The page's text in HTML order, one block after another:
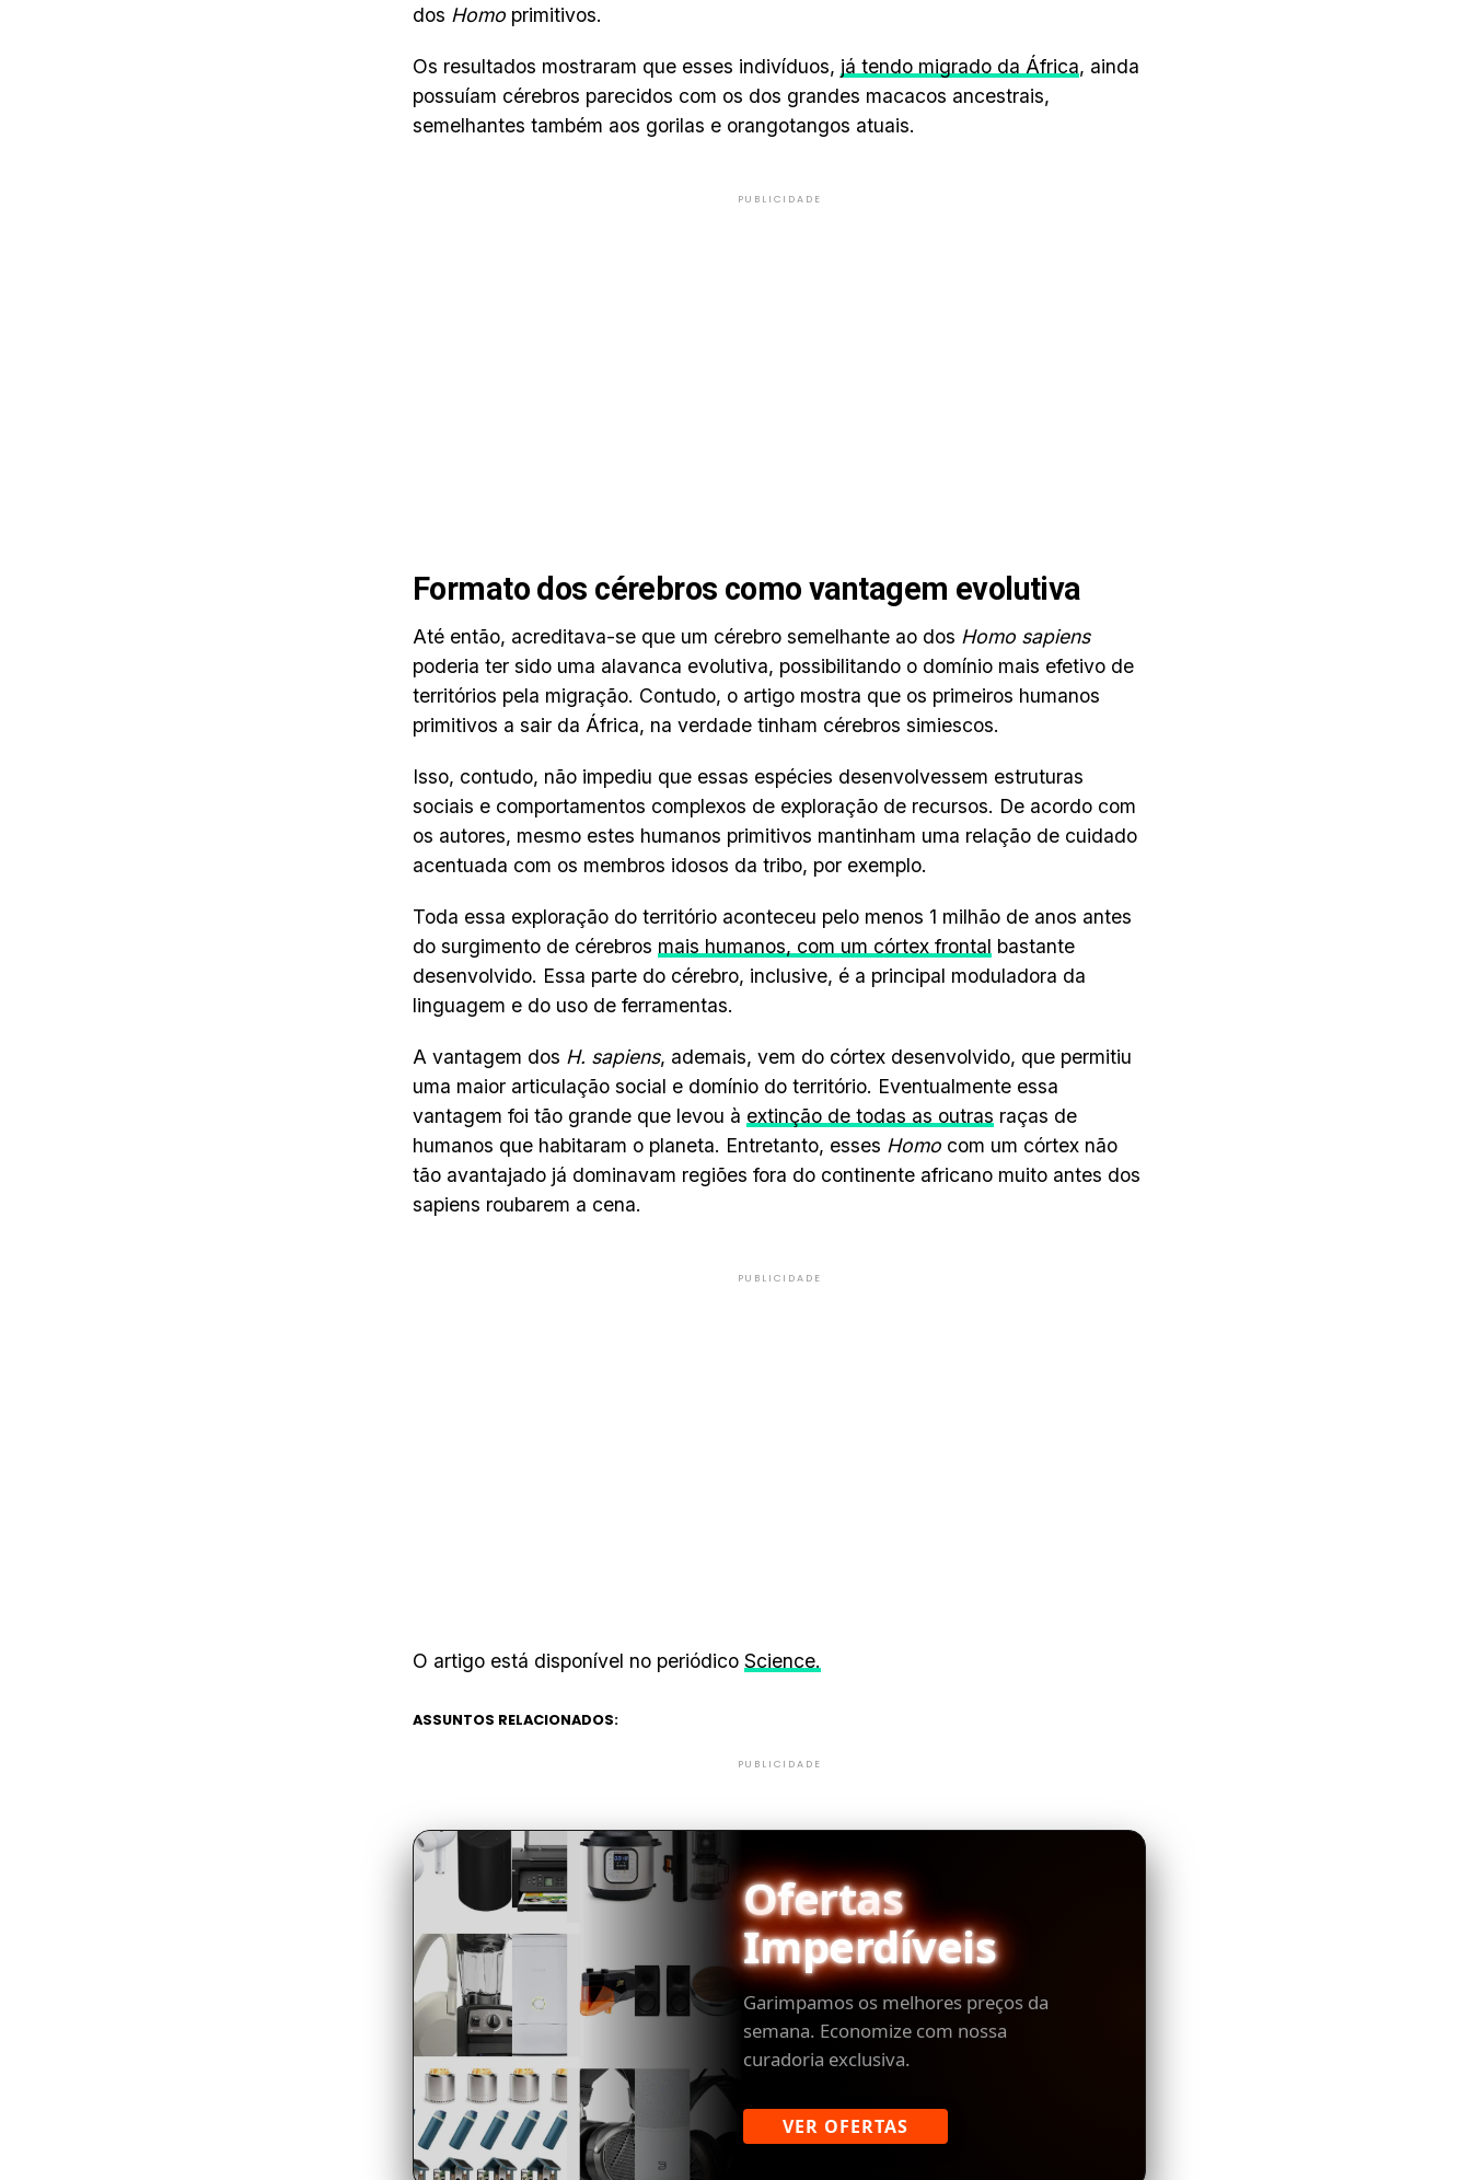
dos Homo primitivos.
Os resultados mostraram que esses indivíduos, já tendo migrado da África, ainda
possuíam cérebros parecidos com os dos grandes macacos ancestrais,
semelhantes também aos gorilas e orangotangos atuais.
PUBLICIDADE
Formato dos cérebros como vantagem evolutiva
Até então, acreditava-se que um cérebro semelhante ao dos Homo sapiens
poderia ter sido uma alavanca evolutiva, possibilitando o domínio mais efetivo de
territórios pela migração. Contudo, o artigo mostra que os primeiros humanos
primitivos a sair da África, na verdade tinham cérebros simiescos.
Isso, contudo, não impediu que essas espécies desenvolvessem estruturas
sociais e comportamentos complexos de exploração de recursos. De acordo com
os autores, mesmo estes humanos primitivos mantinham uma relação de cuidado
acentuada com os membros idosos da tribo, por exemplo.
Toda essa exploração do território aconteceu pelo menos 1 milhão de anos antes
do surgimento de cérebros mais humanos, com um córtex frontal bastante
desenvolvido. Essa parte do cérebro, inclusive, é a principal moduladora da
linguagem e do uso de ferramentas.
A vantagem dos H. sapiens, ademais, vem do córtex desenvolvido, que permitiu
uma maior articulação social e domínio do território. Eventualmente essa
vantagem foi tão grande que levou à extinção de todas as outras raças de
humanos que habitaram o planeta. Entretanto, esses Homo com um córtex não
tão avantajado já dominavam regiões fora do continente africano muito antes dos
sapiens roubarem a cena.
PUBLICIDADE
O artigo está disponível no periódico Science.
ASSUNTOS RELACIONADOS:
PUBLICIDADE
Ofertas
Imperdíveis
Garimpamos os melhores preços da
semana. Economize com nossa
curadoria exclusiva.
VER OFERTAS